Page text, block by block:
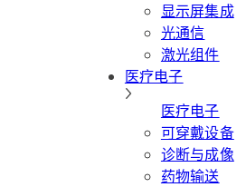
显示屏集成
光通信
激光组件
医疗电子
医疗电子
可穿戴设备
诊断与成像
药物输送